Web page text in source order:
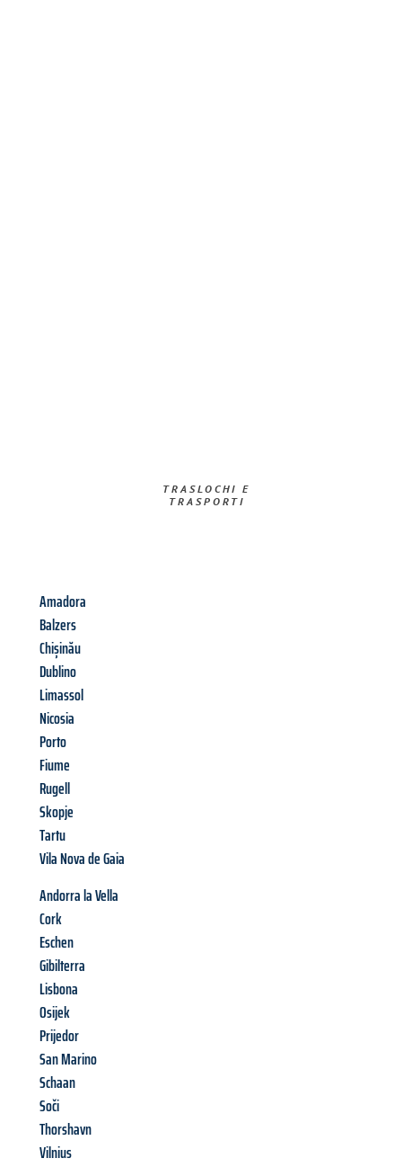
TRASLOCHI E
TRASPORTI​
Amadora
Balzers
Chișinău
Dublino
Limassol
Nicosia
Porto
Fiume
Rugell
Skopje
Tartu
Vila Nova de Gaia
Andorra la Vella
Cork
Eschen
Gibilterra
Lisbona
Osijek
Prijedor
San Marino
Schaan
Soči
Thorshavn
Vilnius